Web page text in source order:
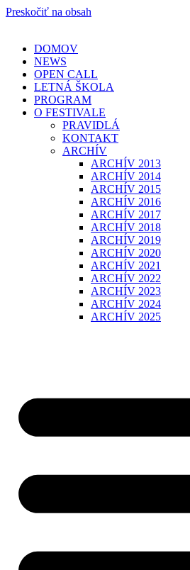
Preskočiť na obsah
DOMOV
NEWS
OPEN CALL
LETNÁ ŠKOLA
PROGRAM
O FESTIVALE
PRAVIDLÁ
KONTAKT
ARCHÍV
ARCHÍV 2013
ARCHÍV 2014
ARCHÍV 2015
ARCHÍV 2016
ARCHÍV 2017
ARCHÍV 2018
ARCHÍV 2019
ARCHÍV 2020
ARCHÍV 2021
ARCHÍV 2022
ARCHÍV 2023
ARCHÍV 2024
ARCHÍV 2025